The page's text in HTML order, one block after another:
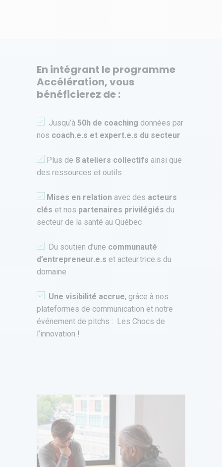
En intégrant le programme
Accélération, vous
bénéficierez de :
Jusqu’à 50h de coaching données par
nos coach.e.s et expert.e.s du secteur
Plus de 8 ateliers collectifs ainsi que
des ressources et outils
Mises en relation avec des acteurs
clés et nos partenaires privilégiés du
secteur de la santé au Québec
Du soutien d’une communauté
d’entrepreneur.e.s et acteur.trice.s du
domaine
Une visibilité accrue, grâce à nos
plateformes de communication et notre
événement de pitchs : Les Chocs de
l’innovation !